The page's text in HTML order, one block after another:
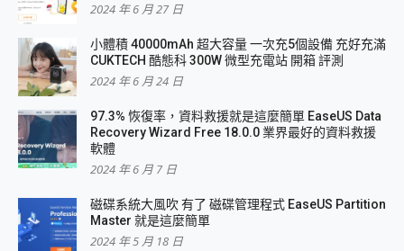
2024 年 6 月 27 日
小體積 40000mAh 超大容量 一次充5個設備 充好充滿
CUKTECH 酷態科 300W 微型充電站 開箱 評測
2024 年 6 月 24 日
97.3% 恢復率，資料救援就是這麼簡單 EaseUS Data
Recovery Wizard Free 18.0.0 業界最好的資料救援
軟體
2024 年 6 月 7 日
磁碟系統大風吹 有了 磁碟管理程式 EaseUS Partition
Master 就是這麼簡單
2024 年 5 月 18 日